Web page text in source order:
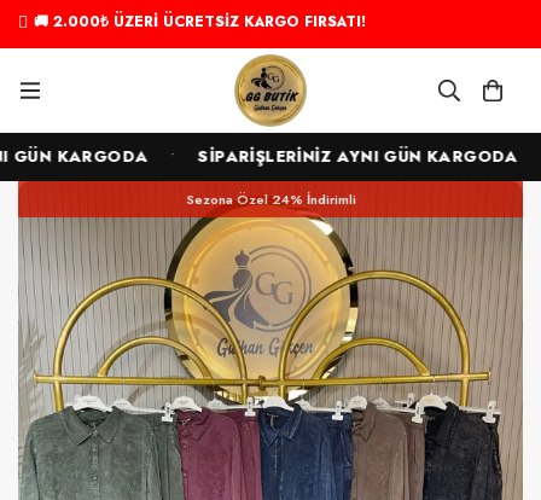
🚚 2.000₺ ÜZERİ ÜCRETSİZ KARGO FIRSATI!
KARGODA SİPARİŞLERİNİZ AYNI GÜN KARGODA
Sezona Özel 24% İndirimli